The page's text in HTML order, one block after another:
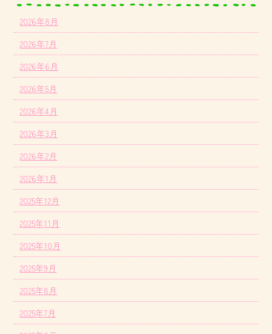
2026年8月
2026年7月
2026年6月
2026年5月
2026年4月
2026年3月
2026年2月
2026年1月
2025年12月
2025年11月
2025年10月
2025年9月
2025年8月
2025年7月